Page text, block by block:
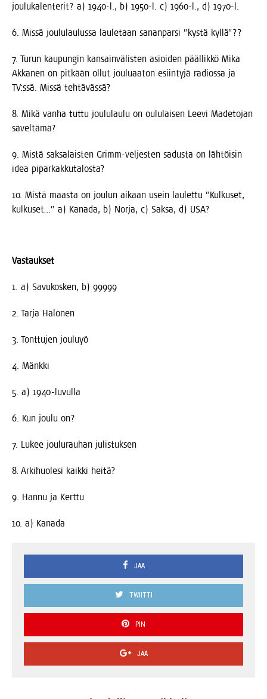
jou­lu­ka­len­te­rit? a) 1940‑l., b) 1950‑l. c) 1960‑l., d) 1970‑l.
6. Mis­sä jou­lu­lau­lus­sa lau­le­taan sanan­par­si ”kys­tä kyllä”??
7. Turun kau­pun­gin kan­sain­vä­lis­ten asioi­den pääl­lik­kö Mika
Akka­nen on pit­kään ollut jou­lu­aa­ton esiin­ty­jä radios­sa ja
TV:ssä. Mis­sä tehtävässä?
8. Mikä van­ha tut­tu jou­lu­lau­lu on oulu­lai­sen Lee­vi Made­to­jan
säveltämä?
9. Mis­tä sak­sa­lais­ten Grimm-vel­jes­ten sadus­ta on läh­töi­sin
idea piparkakkutalosta?
10. Mis­tä maas­ta on jou­lun aikaan usein lau­let­tu ”Kul­kuset,
kul­kuset…” a) Kana­da, b) Nor­ja, c) Sak­sa, d) USA?
Vas­tauk­set
1. a) Savu­kos­ken, b) 99999
2. Tar­ja Halonen
3. Tont­tu­jen jouluyö
4. Mänk­ki
5. a) 1940-luvulla
6. Kun jou­lu on?
7. Lukee jou­lu­rau­han julistuksen
8. Arki­huo­le­si kaik­ki heitä?
9. Han­nu ja Kerttu
10. a) Kanada
JAA
TWIITTI
PIN
JAA